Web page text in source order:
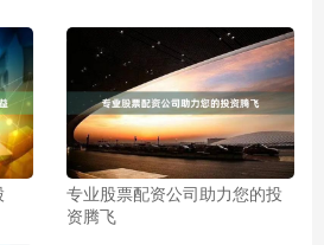
专业股票配资公司助力您的投
资腾飞